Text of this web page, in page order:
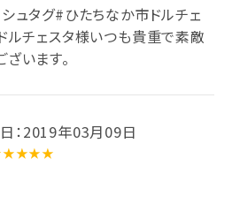
ュタグ#ひたちなか市ドルチェ
ルチェスタ様いつも貴重で素敵
います。
：2019年03月09日